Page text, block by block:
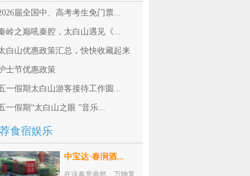
届全国中、高考考生免门票...
岭之巅吼秦腔，太白山遇见《...
白山优惠政策汇总，快快收藏起来
士节优惠政策
一假期太白山游客接待工作圆...
一假期“太白山之眼 ”音乐...
食宿娱乐
中宝达·春涧酒...
在这春意盎然、万物复